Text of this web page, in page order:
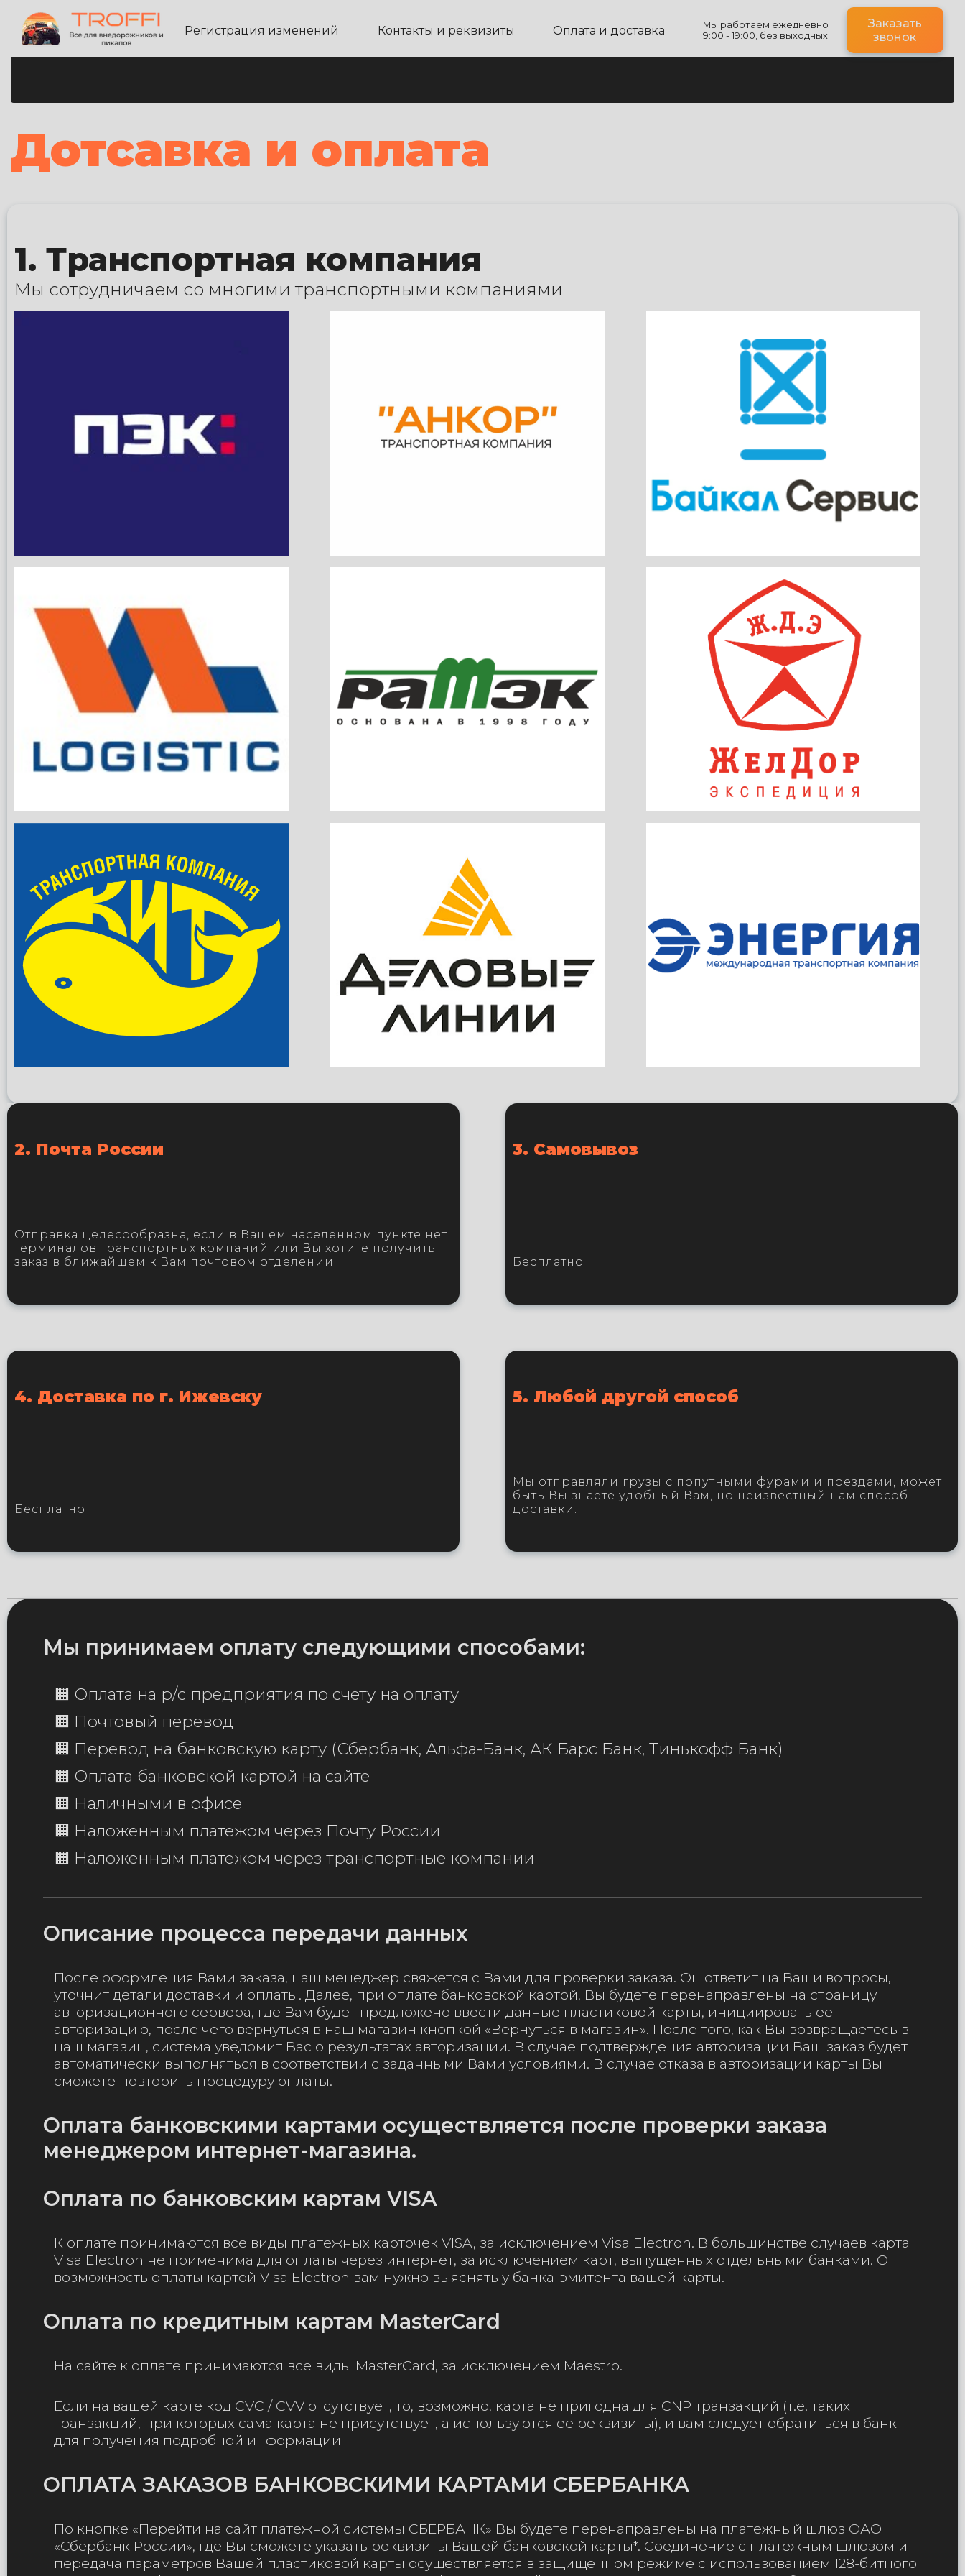
Регистрация изменений Контакты и реквизиты Оплата и доставка
Мы работаем ежедневно
9:00 - 19:00, без выходных
Заказать
звонок
Дотсавка и оплата
1. Транспортная компания
Мы сотрудничаем со многими транспортными компаниями
2. Почта России
Отправка целесообразна, если в Вашем населенном пункте нет
терминалов транспортных компаний или Вы хотите получить
заказ в ближайшем к Вам почтовом отделении.
3. Самовывоз
Бесплатно
4. Доставка по г. Ижевску
Бесплатно
5. Любой другой способ
Мы отправляли грузы с попутными фурами и поездами, может
быть Вы знаете удобный Вам, но неизвестный нам способ
доставки.
Мы принимаем оплату следующими способами:
🟧 Оплата на р/с предприятия по счету на оплату
🟧 Почтовый перевод
🟧 Перевод на банковскую карту (Сбербанк, Альфа-Банк, АК Барс Банк, Тинькофф Банк)
🟧 Оплата банковской картой на сайте
🟧 Наличными в офисе
🟧 Наложенным платежом через Почту России
🟧 Наложенным платежом через транспортные компании
Описание процесса передачи данных
После оформления Вами заказа, наш менеджер свяжется с Вами для проверки заказа. Он ответит на Ваши вопросы,
уточнит детали доставки и оплаты. Далее, при оплате банковской картой, Вы будете перенаправлены на страницу
авторизационного сервера, где Вам будет предложено ввести данные пластиковой карты, инициировать ее
авторизацию, после чего вернуться в наш магазин кнопкой «Вернуться в магазин». После того, как Вы возвращаетесь в
наш магазин, система уведомит Вас о результатах авторизации. В случае подтверждения авторизации Ваш заказ будет
автоматически выполняться в соответствии с заданными Вами условиями. В случае отказа в авторизации карты Вы
сможете повторить процедуру оплаты.
Оплата банковскими картами осуществляется после проверки заказа
менеджером интернет-магазина.
Оплата по банковским картам VISA
К оплате принимаются все виды платежных карточек VISA, за исключением Visa Electron. В большинстве случаев карта
Visa Electron не применима для оплаты через интернет, за исключением карт, выпущенных отдельными банками. О
возможность оплаты картой Visa Electron вам нужно выяснять у банка-эмитента вашей карты.
Оплата по кредитным картам MasterCard
На сайте к оплате принимаются все виды MasterCard, за исключением Maestro.
Если на вашей карте код CVC / CVV отсутствует, то, возможно, карта не пригодна для CNP транзакций (т.е. таких
транзакций, при которых сама карта не присутствует, а используются её реквизиты), и вам следует обратиться в банк
для получения подробной информации
ОПЛАТА ЗАКАЗОВ БАНКОВСКИМИ КАРТАМИ СБЕРБАНКА
По кнопке «Перейти на сайт платежной системы СБЕРБАНК» Вы будете перенаправлены на платежный шлюз ОАО
«Сбербанк России», где Вы сможете указать реквизиты Вашей банковской карты*. Соединение с платежным шлюзом и
передача параметров Вашей пластиковой карты осуществляется в защищенном режиме с использованием 128-битного